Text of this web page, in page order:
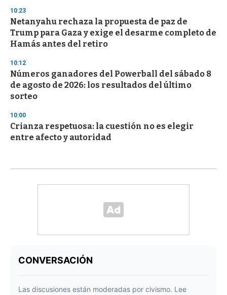
10:23
Netanyahu rechaza la propuesta de paz de
Trump para Gaza y exige el desarme completo de
Hamás antes del retiro
10:12
Números ganadores del Powerball del sábado 8
de agosto de 2026: los resultados del último
sorteo
10:00
Crianza respetuosa: la cuestión no es elegir
entre afecto y autoridad